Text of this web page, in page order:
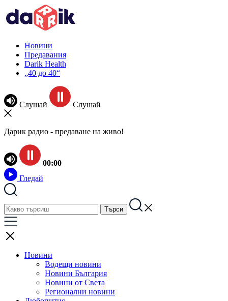
Новини
Предавания
Darik Health
„40 до 40“
Слушай Слушай
Дарик радио - предаване на живо!
00:00
Гледай
Новини
Водещи новини
Новини България
Новини от Света
Регионални новини